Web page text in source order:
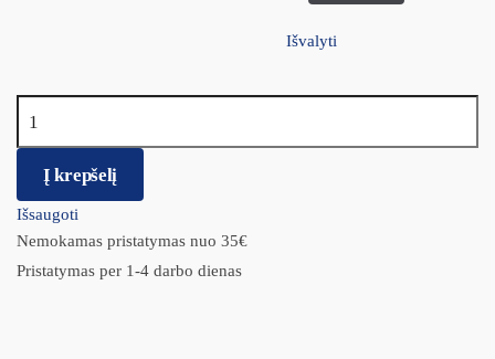
Išvalyti
Į krepšelį
Išsaugoti
Nemokamas pristatymas nuo 35€
Pristatymas per 1-4 darbo dienas